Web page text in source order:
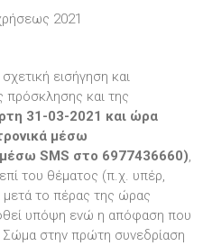
2021
εισήγηση και
πρόσκλησης και της
31-03-2021 και ώρα
μέσω
SMS στο 6977436660),
του θέματος (π.χ. υπέρ,
μετά το πέρας της ώρας
υπόψη ενώ η απόφαση που
στην πρώτη συνεδρίαση